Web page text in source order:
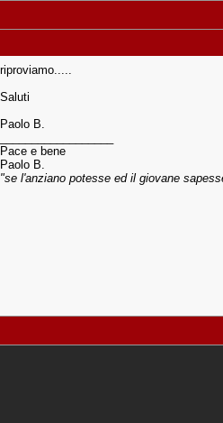
riproviamo.....
Saluti
Paolo B.
Pace e bene
Paolo B.
"se l'anziano potesse ed il giovane